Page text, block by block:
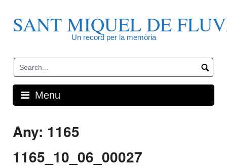
contentSANT MIQUEL DE
Un record per la memòria
Menu
Any: 1165
1165_10_06_00027